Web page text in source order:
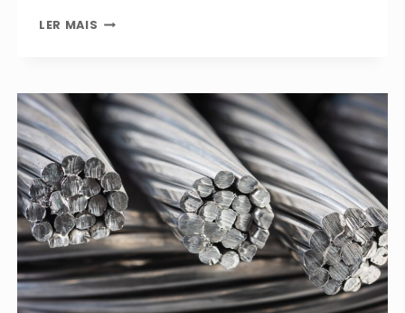
LER MAIS TIPOS
AÇO
E
SUAS
APLICAÇÕES
–
OS
4
PRINCIPAIS
TIPOS